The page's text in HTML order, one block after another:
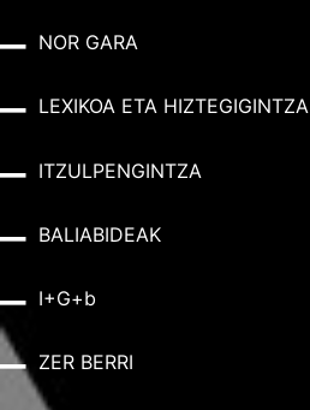
NOR GARA
LEXIKOA ETA HIZTEGIGINTZA
ITZULPENGINTZA
BALIABIDEAK
I+G+b
ZER BERRI